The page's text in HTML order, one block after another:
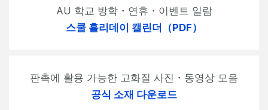
AU 학교 방학・연휴・이벤트 일람
스쿨 홀리데이 캘린더（PDF）
판촉에 활용 가능한 고화질 사진・동영상 모음
공식 소재 다운로드